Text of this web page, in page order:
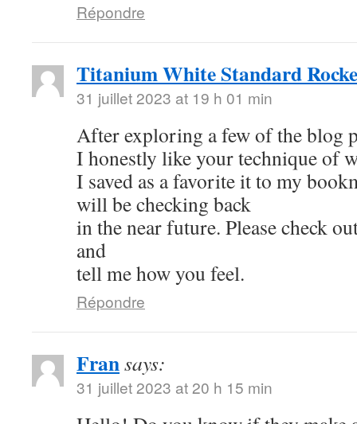
Répondre
Titanium White Standard
31 juillet 2023 at 19 h 01 min
After exploring a few of the blog
I honestly like your technique of
I saved as a favorite it to my
will be checking back
in the near future. Please check
and
tell me how you feel.
Répondre
Fransays:
31 juillet 2023 at 20 h 15 min